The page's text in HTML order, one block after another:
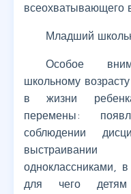
всеохватывающего
Младший
Особое
школьному
в жизни
перемены:
соблюдении
одноклассниками,
для чего детям